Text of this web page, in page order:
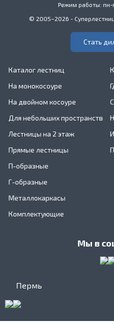
Режим работы:
© 2005–2026 -
Стать
Каталог лестниц
На монокосоуре
На двойном косоуре
Для небольших пространств
Лестницы на 2 этаж
Прямые лестницы
П-образные
Г-образные
Металлокаркасы
Комплектующие
Мы в
Пермь